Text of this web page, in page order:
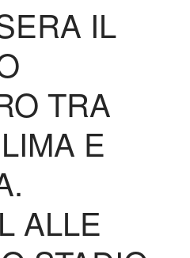
Storia
Codice di Condotta
Squadra
Contatti
Lo Stadio
Shop
IL
TRA
E
ALLE